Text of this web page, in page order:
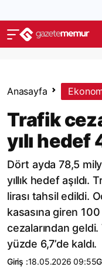
Anasayfa
Trafik
yılı hedef
Dört ayda 78,5
yıllık hedef aşıldı.
lirası tahsil edildi.
kasasına giren 100
cezalarından
yüzde 6,7’de kaldı.
Giriş :18.05.2026 09:55